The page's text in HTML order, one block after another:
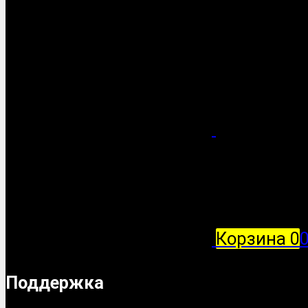
Корзина 0
Поддержка